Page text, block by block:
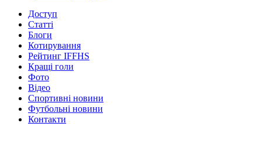
Доступ
Статті
Блоги
Котирування
Рейтинг IFFHS
Кращі голи
Фото
Відео
Спортивні новини
Футбольні новини
Контакти